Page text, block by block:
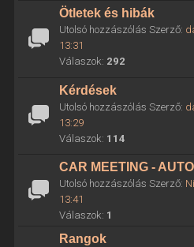
Ötletek és hibák
Utolsó hozzászólás Szerző:
13:31
Válaszok: 292
Kérdések
Utolsó hozzászólás Szerző:
13:29
Válaszok: 114
CAR MEETING -
Utolsó hozzászólás Szerző:
13:41
Válaszok: 1
Rangok